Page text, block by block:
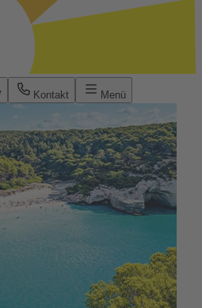
Kontakt Menü